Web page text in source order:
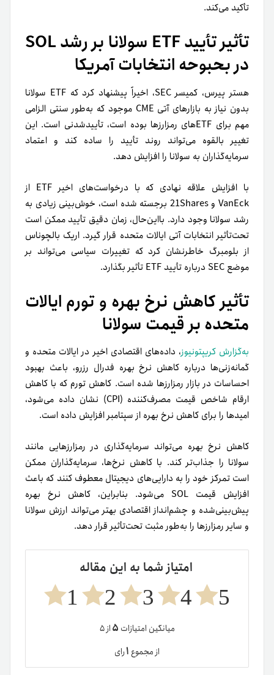
تأکید می‌کند.
تأثیر تأیید ETF سولانا بر رشد SOL
در بحبوحه انتخابات آمریکا
هستر پیرس، کمیسر SEC، اخیراً پیشنهاد کرد که ETF سولانا
بدون نیاز به بازارهای آتی CME موجود که به‌طور سنتی الزامی
مهم برای ETFهای رمزارزها بوده است، تأییدشدنی است. این
تغییر بالقوه می‌تواند روند تأیید را ساده کند و اعتماد
سرمایه‌گذاران به سولانا را افزایش دهد.
با افزایش علاقه نهادی که با درخواست‌های اخیر ETF از
VanEck و 21Shares برجسته شده است، خوش‌بینی زیادی به
رشد سولانا وجود دارد. بااین‌حال، زمان دقیق تأیید ممکن است
تحت‌تأثیر انتخابات آتی ایالات متحده قرار گیرد. اریک بالچوناس
از بلومبرگ خاطرنشان کرد که تغییرات سیاسی می‌تواند بر
موضع SEC درباره تأیید ETF تأثیر بگذارد.
تأثیر کاهش نرخ بهره و تورم ایالات
متحده بر قیمت سولانا
به‌گزارش کریپتونیوز، داده‌های اقتصادی اخیر در ایالات متحده و
گمانه‌زنی‌ها درباره کاهش نرخ بهره فدرال رزرو، باعث بهبود
احساسات در بازار رمزارزها شده است. کاهش تورم که با کاهش
ارقام شاخص قیمت مصرف‌کننده (CPI) نشان داده می‌شود،
امیدها را برای کاهش نرخ بهره از سپتامبر افزایش داده است.
کاهش نرخ بهره می‌تواند سرمایه‌گذاری در رمزارزهایی مانند
سولانا را جذاب‌تر کند. با کاهش نرخ‌ها، سرمایه‌گذاران ممکن
است تمرکز خود را به دارایی‌های دیجیتال معطوف کنند که باعث
افزایش قیمت SOL می‌شود. بنابراین، کاهش نرخ بهره
پیش‌بینی‌شده و چشم‌انداز اقتصادی بهتر می‌تواند ارزش سولانا
و سایر رمزارزها را به‌طور مثبت تحت‌تأثیر قرار دهد.
امتیاز شما به این مقاله
5
4
3
2
1
میانگین امتیازات ۵از ۵
از مجموع۱رای